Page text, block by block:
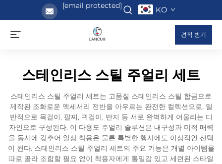
[email protected] KO
견적 받기
스테인리스 스틸 주얼리 세트
스테인리스 스틸 주얼리 세트는 고품질 스테인리스 스틸 합금으로
제작된 조화로운 액세서리 전반을 아우르는 완전한 컬렉션으로, 일
반적으로 목걸이, 팔찌, 귀걸이, 반지 등 서로 완벽하게 어울리는 디
자인으로 구성된다. 이 다용도 주얼리 솔루션은 내구성과 미적 매력
을 동시에 갖추어 일상 착용은 물론 특별한 행사에도 이상적인 선택
이 된다. 스테인리스 스틸 주얼리 세트의 주요 기능은 개별 아이템을
따로 골라 조합할 필요 없이 착용자에게 통일감 있고 세련된 스타일